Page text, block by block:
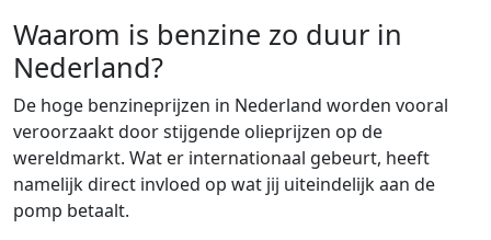
Waarom is benzine zo duur in
Nederland?
De hoge benzineprijzen in Nederland worden vooral
veroorzaakt door stijgende olieprijzen op de
wereldmarkt. Wat er internationaal gebeurt, heeft
namelijk direct invloed op wat jij uiteindelijk aan de
pomp betaalt.